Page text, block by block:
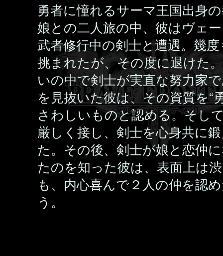
勇者に憧れるサーマ王国出身
娘との二人旅の中、彼はヴェ
武者修行中の剣士と遭遇。幾
挑まれたが、その度に退けた
いの中で剣士が実直な努力家
を見抜いた彼は、その資質を“
さわしいものと認める。そし
厳しく接し、剣士を心身共に
た。その後、剣士が娘と恋仲
たのを知った彼は、表面上は
も、内心喜んで２人の仲を認
う。